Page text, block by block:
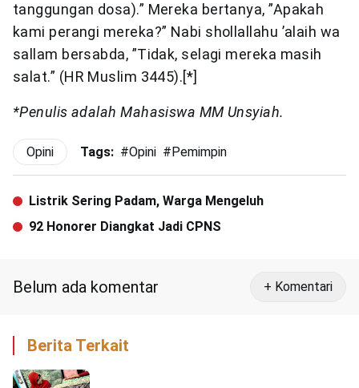
tanggungan dosa).” Mereka bertanya, ”Apakah
kami perangi mereka?” Nabi shollallahu ’alaih wa
sallam bersabda, ”Tidak, selagi mereka masih
salat.” (HR Muslim 3445).[*]
*Penulis adalah Mahasiswa MM Unsyiah.
Opini Tags: #Opini #Pemimpin
Listrik Sering Padam, Warga Mengeluh
92 Honorer Diangkat Jadi CPNS
Belum ada komentar + Komentari
Berita Terkait